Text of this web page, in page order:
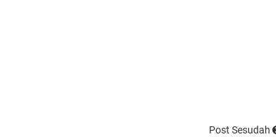
Post Sesudah